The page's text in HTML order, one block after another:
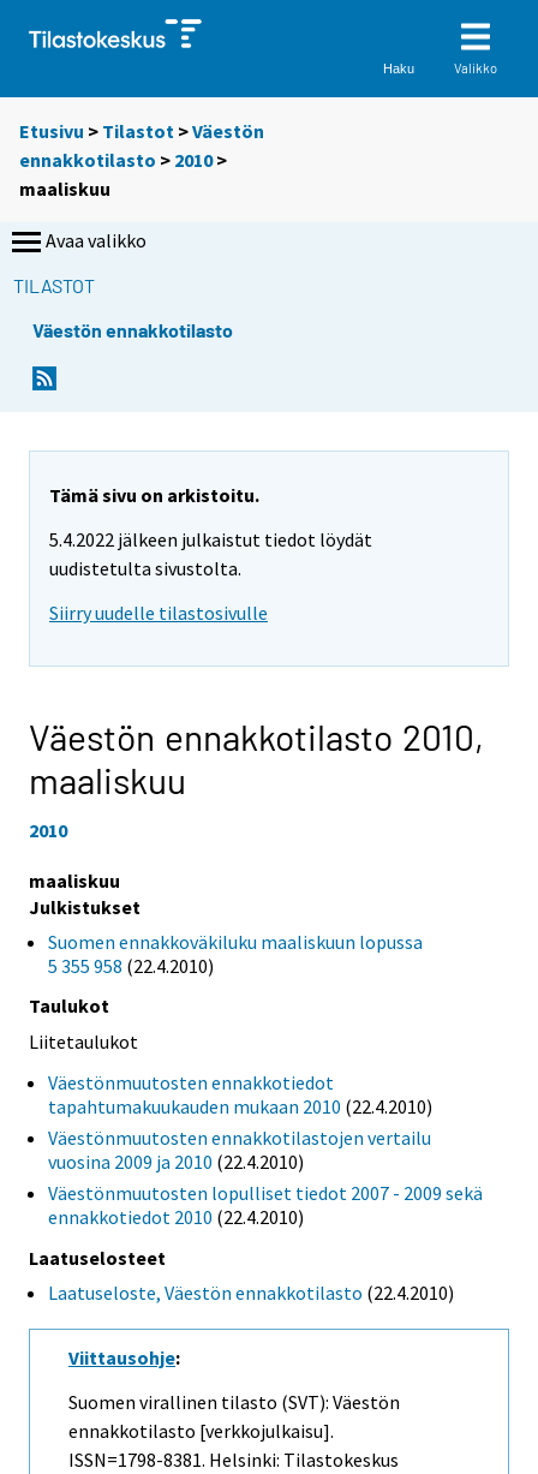
Haku Valikko
Etusivu > Tilastot >Väestön
ennakkotilasto > 2010>
maaliskuu
Avaa valikko
TILASTOT
Väestön ennakkotilasto
Tämä sivu on arkistoitu.
5.4.2022 jälkeen julkaistut tiedot löydät
uudistetulta sivustolta.
Siirry uudelle tilastosivulle
Väestön ennakkotilasto 2010,
maaliskuu
2010
maaliskuu
Julkistukset
Suomen ennakkoväkiluku maaliskuun lopussa
5 355 958 (22.4.2010)
Taulukot
Liitetaulukot
Väestönmuutosten ennakkotiedot
tapahtumakuukauden mukaan 2010 (22.4.2010)
Väestönmuutosten ennakkotilastojen vertailu
vuosina 2009 ja 2010 (22.4.2010)
Väestönmuutosten lopulliset tiedot 2007 - 2009 sekä
ennakkotiedot 2010 (22.4.2010)
Laatuselosteet
Laatuseloste, Väestön ennakkotilasto (22.4.2010)
Viittausohje:
Suomen virallinen tilasto (SVT): Väestön
ennakkotilasto [verkkojulkaisu].
ISSN=1798-8381. Helsinki: Tilastokeskus